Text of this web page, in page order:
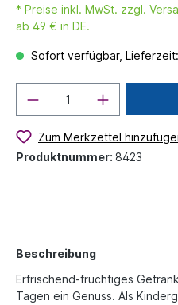
* Preise inkl. MwSt. zzgl.
ab 49 € in DE.
Sofort verfügbar,
Zum Merkzettel
Produktnummer: 8423
Beschreibung
Erfrischend-fruchtiges
Tagen ein Genuss. Als